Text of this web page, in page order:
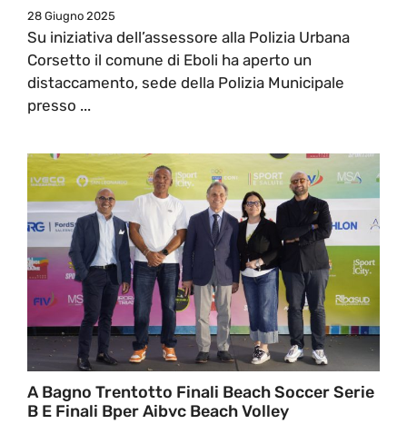
28 Giugno 2025
Su iniziativa dell’assessore alla Polizia Urbana
Corsetto il comune di Eboli ha aperto un
distaccamento, sede della Polizia Municipale
presso ...
A Bagno Trentotto Finali Beach Soccer Serie
B E Finali Bper Aibvc Beach Volley